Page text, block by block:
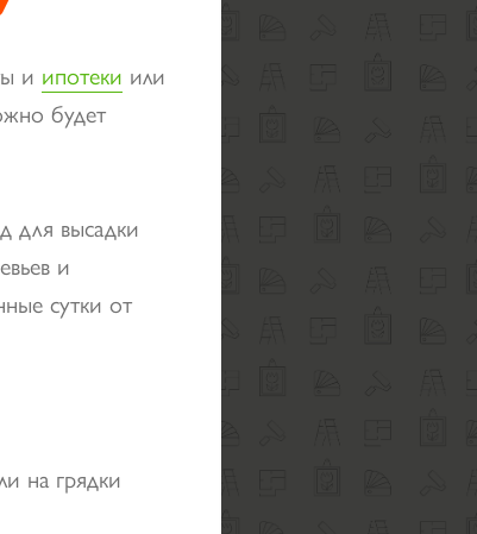
и ипотеки или
будет
для высадки
и
сутки от
на грядки